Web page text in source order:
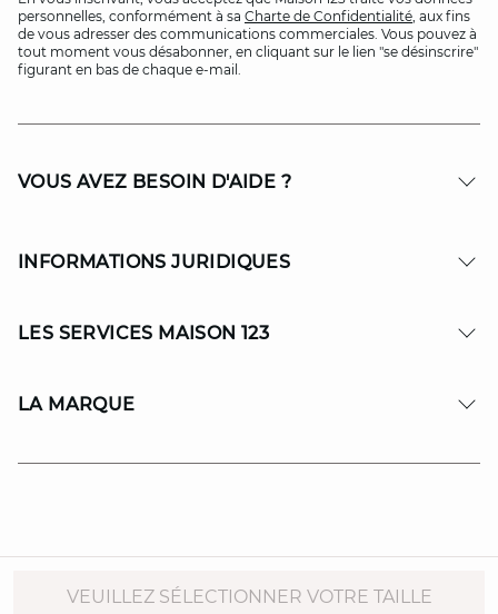
VEUILLEZ SÉLECTIONNER VOTRE TAILLE
personnelles, conformément à sa Charte de Confidentialité, aux fins
de vous adresser des communications commerciales. Vous pouvez à
tout moment vous désabonner, en cliquant sur le lien "se désinscrire"
figurant en bas de chaque e-mail.
VOUS AVEZ BESOIN D'AIDE ?
INFORMATIONS JURIDIQUES
LES SERVICES MAISON 123
LA MARQUE
© Copyright 2026 MAISON 123. All Rights reserved.